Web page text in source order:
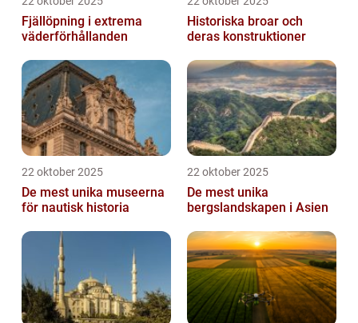
Fjällöpning i extrema
väderförhållanden
Historiska broar och
deras konstruktioner
22 oktober 2025
De mest unika museerna
för nautisk historia
22 oktober 2025
De mest unika
bergslandskapen i Asien